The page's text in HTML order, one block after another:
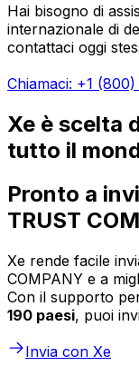
Hai bisogno di
internazionale di
contattaci oggi
Chiamaci: +1
Xe è scelta
tutto il
Pronto a
TRUST
Xe rende facile
COMPANY e a
Con il supporto
190 paesi, puoi
Invia con Xe